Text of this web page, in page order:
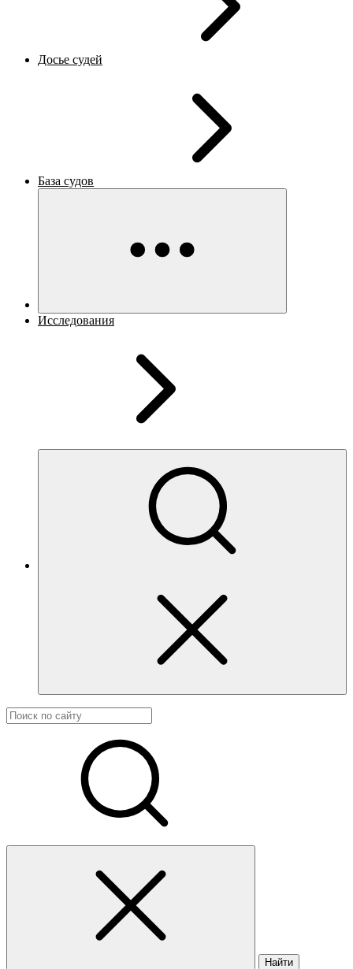
Досье судей
База судов
Исследования
Найти